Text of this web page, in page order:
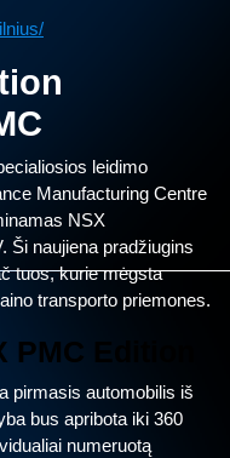
leidimo
Manufacturing Centre
NSX
Ši naujiena pradžiugins
tuos, kurie mėgsta
transporto priemones.
Edition
pirmasis automobilis iš
bus apribota iki 360
numeruotą